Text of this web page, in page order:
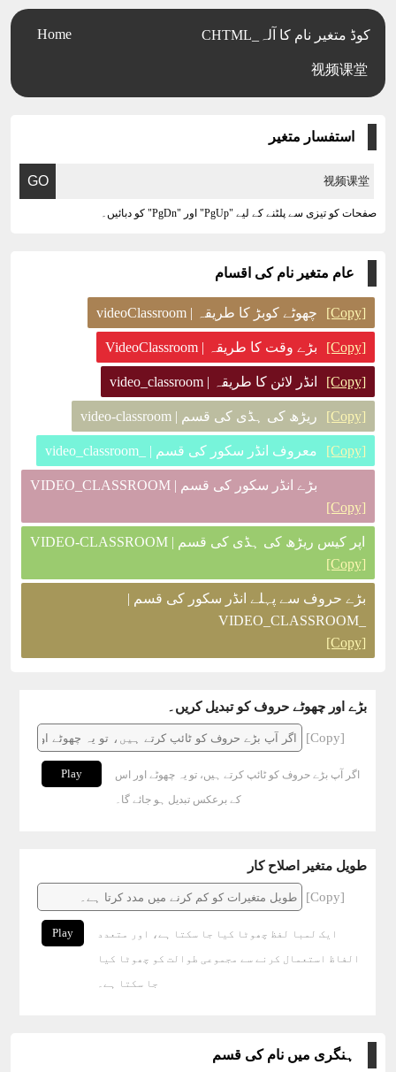
CHTML_کوڈ متغیر نام کا آلہ
视频课堂
Home
استفسار متغیر
صفحات کو تیزی سے پلٹنے کے لیے "PgUp" اور "PgDn" کو دبائیں۔
عام متغیر نام کی اقسام
چھوٹے کوبڑ کا طریقہ | videoClassroom [Copy]
بڑے وقت کا طریقہ | VideoClassroom [Copy]
انڈر لائن کا طریقہ | video_classroom [Copy]
ریڑھ کی ہڈی کی قسم | video-classroom [Copy]
معروف انڈر سکور کی قسم | _video_classroom [Copy]
بڑے انڈر سکور کی قسم | VIDEO_CLASSROOM
[Copy]
اپر کیس ریڑھ کی ہڈی کی قسم | VIDEO-CLASSROOM
[Copy]
بڑے حروف سے پہلے انڈر سکور کی قسم |
_VIDEO_CLASSROOM
[Copy]
بڑے اور چھوٹے حروف کو تبدیل کریں۔
[Copy]
Play
اگر آپ بڑے حروف کو ٹائپ کرتے ہیں، تو یہ چھوٹے اور اس
کے برعکس تبدیل ہو جائے گا۔
طویل متغیر اصلاح کار
[Copy]
Play
ایک لمبا لفظ چھوٹا کیا جا سکتا ہے، اور متعدد
الفاظ استعمال کرنے سے مجموعی طوالت کو چھوٹا کیا
جا سکتا ہے۔
ہنگری میں نام کی قسم